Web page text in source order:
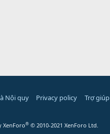
Nội quy Privacy policy Trợ giúp
XenForo® © 2010-2021 XenForo Ltd.